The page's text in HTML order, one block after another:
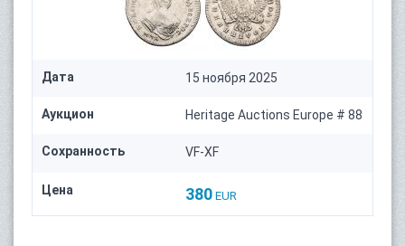
Дата 15 ноября 2025
Аукцион Heritage Auctions Europe # 88
Сохранность VF-XF
Цена 380 EUR